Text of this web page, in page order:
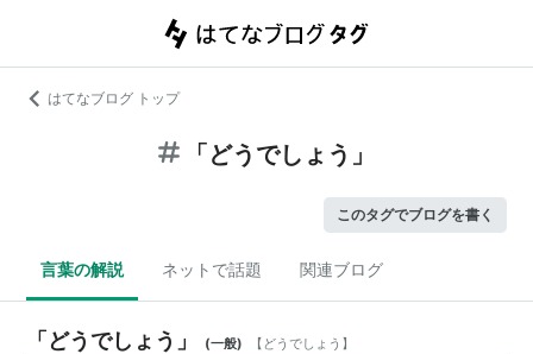
はてなブログ トップ
「どうでしょう」
このタグでブログを書く
言葉の解説 ネットで話題 関連ブログ
「どうでしょう」 (一般) 【どうでしょう 】